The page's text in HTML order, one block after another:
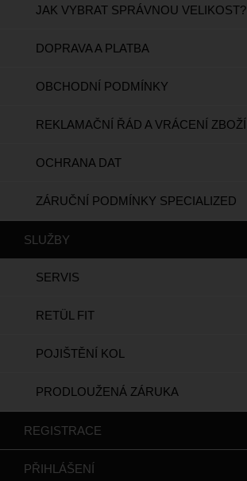
JAK VYBRAT SPRÁVNOU VELIKOST?
DOPRAVA A PLATBA
OBCHODNÍ PODMÍNKY
REKLAMAČNÍ ŘÁD A VRÁCENÍ ZBOŽÍ
OCHRANA DAT
ZÁRUČNÍ PODMÍNKY SPECIALIZED
SLUŽBY
SERVIS
RETÜL FIT
POJIŠTĚNÍ KOL
PRODLOUŽENÁ ZÁRUKA
REGISTRACE
PŘIHLÁŠENÍ